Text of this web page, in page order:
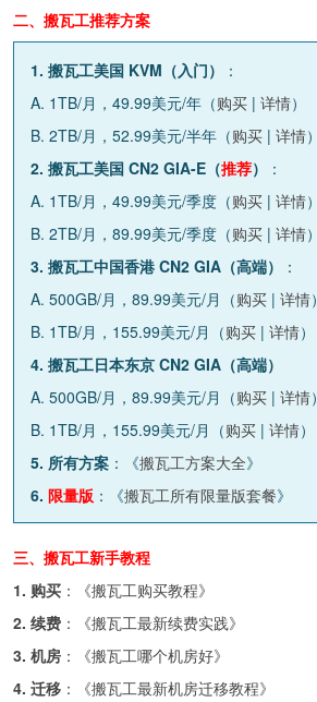
二、搬瓦工推荐方案
1. 搬瓦工美国 KVM（入门）
：
A. 1TB/月，49.99美元/年（购买 | 详情）
B. 2TB/月，52.99美元/半年（购买 | 详情）
2. 搬瓦工美国 CN2 GIA-E（推荐）
：
A. 1TB/月，49.99美元/季度（购买 | 详情）
B. 2TB/月，89.99美元/季度（购买 | 详情）
3. 搬瓦工中国香港 CN2 GIA（高端）
：
A. 500GB/月，89.99美元/月（购买 | 详情）
B. 1TB/月，155.99美元/月（购买 | 详情）
4. 搬瓦工日本东京 CN2 GIA（高端）
A. 500GB/月，89.99美元/月（购买 | 详情）
B. 1TB/月，155.99美元/月（购买 | 详情）
5. 所有方案 ：《搬瓦工方案大全》
6. 限量版 ：《搬瓦工所有限量版套餐》
三、搬瓦工新手教程
1. 购买 ：《搬瓦工购买教程》
2. 续费 ：《搬瓦工最新续费实践》
3. 机房 ：《搬瓦工哪个机房好》
4. 迁移 ：《搬瓦工最新机房迁移教程》